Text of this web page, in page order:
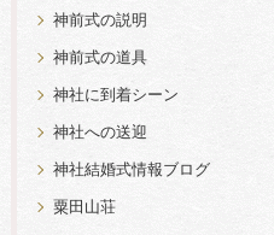
神前式の説明
神前式の道具
神社に到着シーン
神社への送迎
神社結婚式情報ブログ
粟田山荘